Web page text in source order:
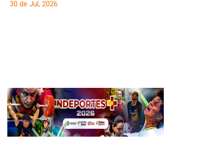
30 de Jul, 2026